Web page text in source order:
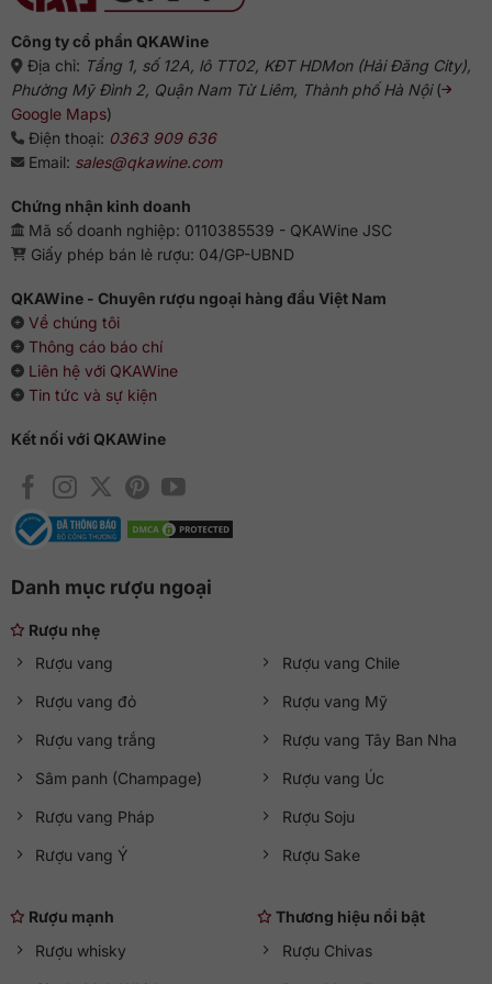
và hạnh nhân rang.
Hậu vị : kéo dài, ấm áp với gỗ sồi, gia vị cay nhẹ và chút
khói tinh tế.
Đây là trải nghiệm hương vị đặc trưng trong thế giớiwhisky
Scotland, vừa dễ tiếp cận cho người mới, vừa đủ tinh tế cho
giới sành.
White Richard Quinn Edition không chỉ là một chai whisky mà
còn mang ý nghĩa biểu tượng. Màu trắng đại diện cho sự
cho tình yêu, sự bền bỉ và sức sống mãnh liệt.
Là dòng rượu ngoại giới hạn, sản phẩm này đặc biệt được
ưa chuộng trong giới sưu tầm và những ai muốn khẳng định
phong cách sống tinh tế. Với số lượng phát hành hạn chế,
Edition ngày càng được nâng cao, biến nó thành niềm tự
5. Thông tin chi tiết sản phẩm
Loại rượu Rượu whisky
Phân loại Blended Scotch Whisky
Nguyên liệu Mạch nha và ngũ cốc tuyển chọn
Tuổi rượu
Dung tích
Màu sắc Hổ phách óng ánh
Công ty cổ phần QKAWine
Địa chỉ: Tầng 1, số 12A, lô TT02, KĐT HDMon (Hải Đăng City),
Phường Mỹ Đình 2, Quận Nam Từ Liêm, Thành phố Hà Nội(
Google Maps)
Điện thoại: 0363 909 636
Email: sales@qkawine.com
Chứng nhận kinh doanh
Mã số doanh nghiệp: 0110385539 - QKAWine JSC
Giấy phép bán lẻ rượu: 04/GP-UBND
QKAWine - Chuyên rượu ngoại hàng đầu Việt Nam
Về chúng tôi
Thông cáo báo chí
Liên hệ với QKAWine
Tin tức và sự kiện
Kết nối với QKAWine
Danh mục rượu ngoại
Rượu nhẹ
Rượu vang
Rượu vang đỏ
Rượu vang trắng
Sâm panh (Champage)
Rượu vang Pháp
Rượu vang Ý
Rượu vang Chile
Rượu vang Mỹ
Rượu vang Tây Ban Nha
Rượu vang Úc
Rượu Soju
Rượu Sake
Rượu mạnh
Rượu whisky
Thương hiệu nổi bật
Rượu Chivas